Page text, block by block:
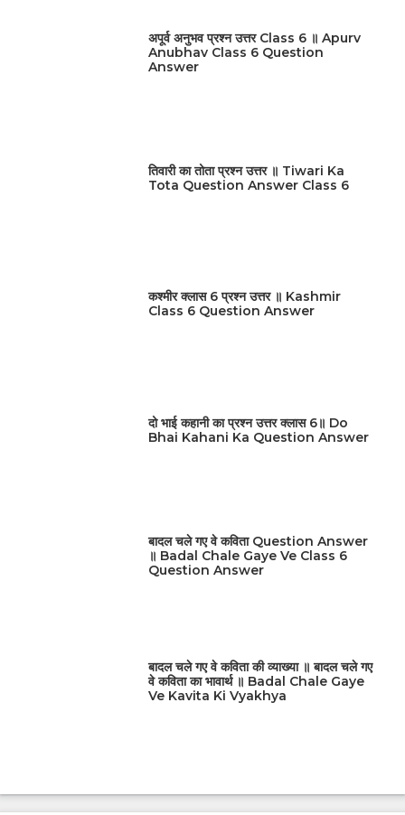
अपूर्व अनुभव प्रश्न उत्तर Class 6 ॥ Apurv
Anubhav Class 6 Question
Answer
तिवारी का तोता प्रश्न उत्तर ॥ Tiwari Ka
Tota Question Answer Class 6
कश्मीर क्लास 6 प्रश्न उत्तर ॥ Kashmir
Class 6 Question Answer
दो भाई कहानी का प्रश्न उत्तर क्लास 6॥ Do
Bhai Kahani Ka Question Answer
बादल चले गए वे कविता Question Answer
॥ Badal Chale Gaye Ve Class 6
Question Answer
बादल चले गए वे कविता की व्याख्या ॥ बादल चले गए
वे कविता का भावार्थ ॥ Badal Chale Gaye
Ve Kavita Ki Vyakhya